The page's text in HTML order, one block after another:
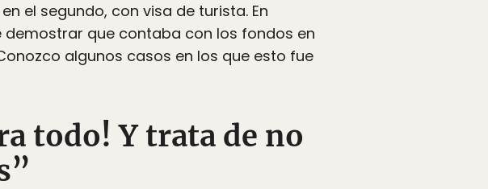
el segundo, con visa de turista. En
que contaba con los fondos en
algunos casos en los que esto fue
todo! Y trata de no